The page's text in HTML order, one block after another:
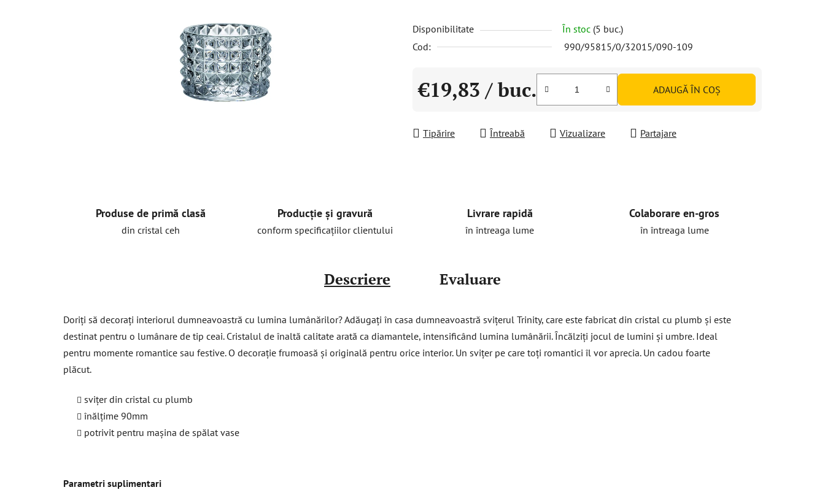
0,0
din
Disponibilitate În stoc (5 buc.)
Cod:
990/95815/0/32015/090-109
€19,83 / buc. ADAUGĂ ÎN COŞ
Tipărire Întreabă Vizualizare Partajare
Produse de primă clasă
din cristal ceh
Producție și gravură
conform specificațiilor clientului
Livrare rapidă
în întreaga lume
Colaborare en-gros
în întreaga lume
Descriere Evaluare
Doriți să decorați interiorul dumneavoastră cu lumina lumânărilor? Adăugați în casa dumneavoastră svițerul Trinity, care este fabricat din cristal cu plumb și este
destinat pentru o lumânare de tip ceai. Cristalul de înaltă calitate arată ca diamantele, intensificând lumina lumânării. Încălziți jocul de lumini și umbre. Ideal
pentru momente romantice sau festive. O decorație frumoasă și originală pentru orice interior. Un svițer pe care toți romantici îl vor aprecia. Un cadou foarte
plăcut.
svițer din cristal cu plumb
înălțime 90mm
potrivit pentru mașina de spălat vase
Parametri suplimentari